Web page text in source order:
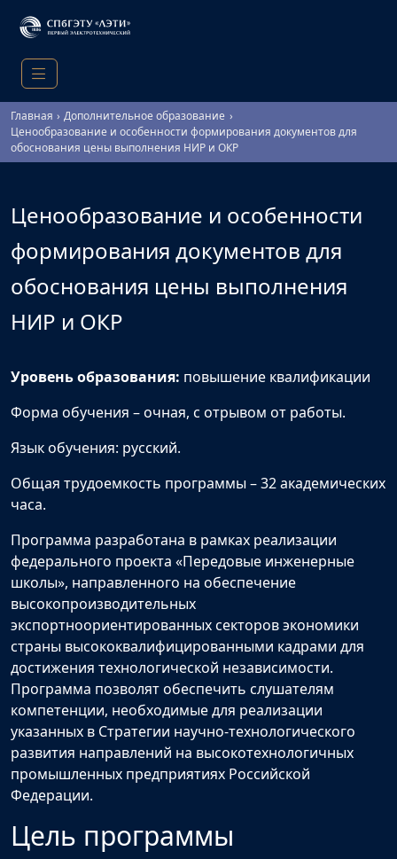
Главная
Дополнительное образование
Ценообразование и особенности формирования документов для
обоснования цены выполнения НИР и ОКР
Ценообразование и особенности
формирования документов для
обоснования цены выполнения
НИР и ОКР
Уровень образования: повышение квалификации
Форма обучения – очная, с отрывом от работы.
Язык обучения: русский.
Общая трудоемкость программы – 32 академических
часа.
Программа разработана в рамках реализации
федерального проекта «Передовые инженерные
школы», направленного на обеспечение
высокопроизводительных
экспортноориентированных секторов экономики
страны высококвалифицированными кадрами для
достижения технологической независимости.
Программа позволят обеспечить слушателям
компетенции, необходимые для реализации
указанных в Стратегии научно-технологического
развития направлений на высокотехнологичных
промышленных предприятиях Российской
Федерации.
Цель программы